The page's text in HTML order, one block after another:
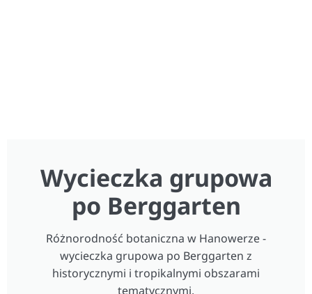
Wycieczka grupowa
po Berggarten
Różnorodność botaniczna w Hanowerze -
wycieczka grupowa po Berggarten z
historycznymi i tropikalnymi obszarami
tematycznymi.